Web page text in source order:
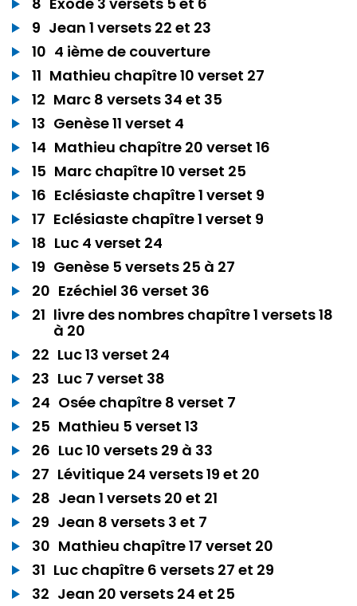
9 Jean 1 versets 22 et 23
10 4 ième de couverture
11 Mathieu chapître 10 verset 27
12 Marc 8 versets 34 et 35
13 Genèse 11 verset 4
14 Mathieu chapître 20 verset 16
15 Marc chapître 10 verset 25
16 Eclésiaste chapître 1 verset 9
17 Eclésiaste chapître 1 verset 9
18 Luc 4 verset 24
19 Genèse 5 versets 25 à 27
20 Ezéchiel 36 verset 36
21 livre des nombres chapître 1 versets 18
à 20
22 Luc 13 verset 24
23 Luc 7 verset 38
24 Osée chapître 8 verset 7
25 Mathieu 5 verset 13
26 Luc 10 versets 29 à 33
27 Lévitique 24 versets 19 et 20
28 Jean 1 versets 20 et 21
29 Jean 8 versets 3 et 7
30 Mathieu chapître 17 verset 20
31 Luc chapître 6 versets 27 et 29
32 Jean 20 versets 24 et 25